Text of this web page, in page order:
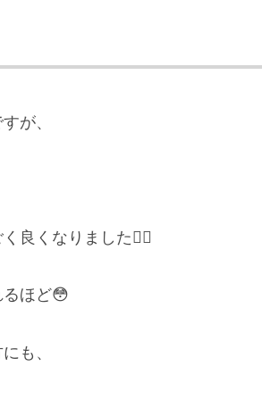
が、
良くなりました🙆‍♀️
ほど😳
も、